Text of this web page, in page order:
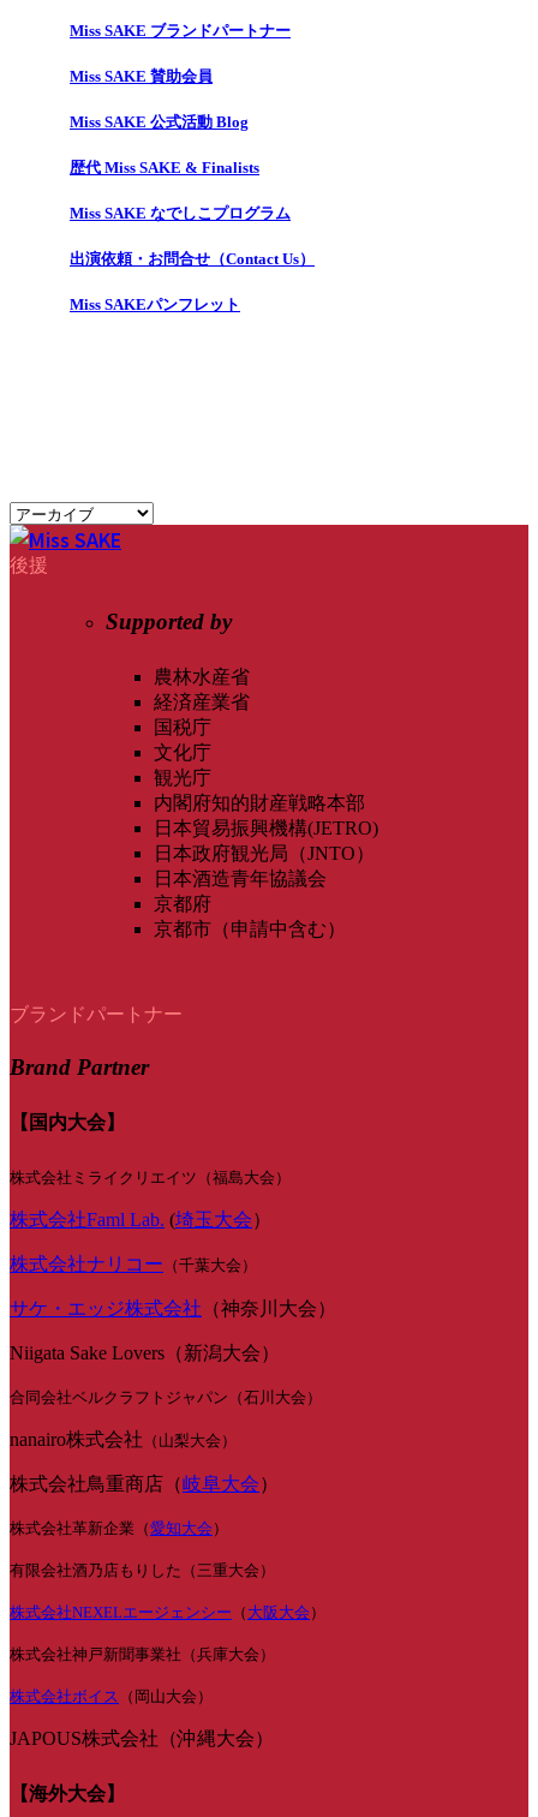
Miss SAKE ブランドパートナー
Miss SAKE 賛助会員
Miss SAKE 公式活動 Blog
歴代 Miss SAKE & Finalists
Miss SAKE なでしこプログラム
出演依頼・お問合せ（Contact Us）
Miss SAKEパンフレット
後援
Supported by
農林水産省
経済産業省
国税庁
文化庁
観光庁
内閣府知的財産戦略本部
日本貿易振興機構(JETRO)
日本政府観光局（JNTO）
日本酒造青年協議会
京都府
京都市（申請中含む）
ブランドパートナー
Brand Partner
【国内大会】
株式会社ミライクリエイツ（福島大会）
株式会社Faml Lab. (埼玉大会）
株式会社ナリコー （千葉大会）
サケ・エッジ株式会社 （神奈川大会）
Niigata Sake Lovers（新潟大会）
合同会社ベルクラフトジャパン（石川大会）
nanairo株式会社 （山梨大会）
株式会社鳥重商店（岐阜大会）
株式会社革新企業（愛知大会 ）
有限会社酒乃店もりした（三重大会）
株式会社NEXELエージェンシー （ 大阪大会 ）
株式会社神戸新聞事業社（兵庫大会）
株式会社ボイス （岡山大会）
JAPOUS株式会社（沖縄大会）
【海外大会】